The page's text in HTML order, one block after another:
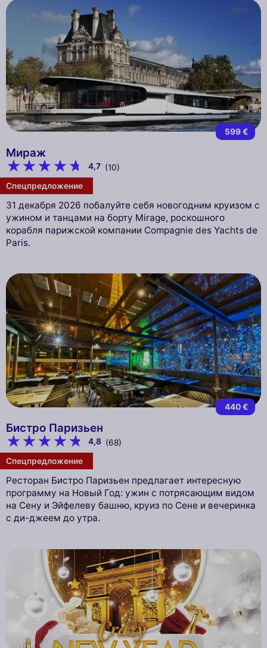
599 €
Мираж
4,7 (10)
Спецпредложение
31 декабря 2026 побалуйте себя новогодним круизом с
ужином и танцами на борту Mirage, роскошного
корабля парижской компании Compagnie des Yachts de
Paris.
440 €
Бистро Паризьен
4,8 (68)
Спецпредложение
Ресторан Бистро Паризьен предлагает интересную
программу на Новый Год: ужин с потрясающим видом
на Сену и Эйфелеву башню, круиз по Сене и вечеринка
с ди-джеем до утра.